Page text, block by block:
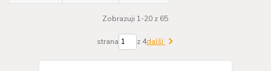
Zobrazuji 1-20 z 65
strana z 4další